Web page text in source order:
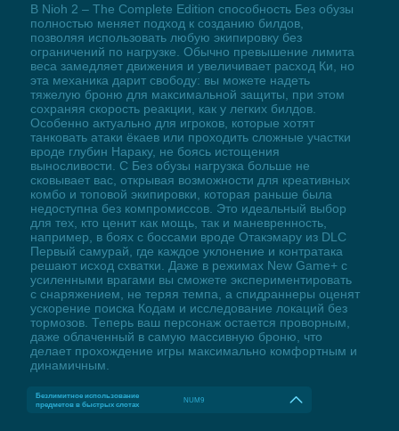
В Nioh 2 – The Complete Edition способность Без обузы
полностью меняет подход к созданию билдов,
позволяя использовать любую экипировку без
ограничений по нагрузке. Обычно превышение лимита
веса замедляет движения и увеличивает расход Ки, но
эта механика дарит свободу: вы можете надеть
тяжелую броню для максимальной защиты, при этом
сохраняя скорость реакции, как у легких билдов.
Особенно актуально для игроков, которые хотят
танковать атаки ёкаев или проходить сложные участки
вроде глубин Нараку, не боясь истощения
выносливости. С Без обузы нагрузка больше не
сковывает вас, открывая возможности для креативных
комбо и топовой экипировки, которая раньше была
недоступна без компромиссов. Это идеальный выбор
для тех, кто ценит как мощь, так и маневренность,
например, в боях с боссами вроде Отакэмару из DLC
Первый самурай, где каждое уклонение и контратака
решают исход схватки. Даже в режимах New Game+ с
усиленными врагами вы сможете экспериментировать
с снаряжением, не теряя темпа, а спидраннеры оценят
ускорение поиска Кодам и исследование локаций без
тормозов. Теперь ваш персонаж остается проворным,
даже облаченный в самую массивную броню, что
делает прохождение игры максимально комфортным и
динамичным.
Безлимитное использование
предметов в быстрых слотах
NUM9